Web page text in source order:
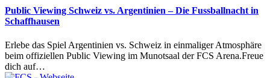
Public Viewing Schweiz vs. Argentinien – Die Fussballnacht in
Schaffhausen
Erlebe das Spiel Argentinien vs. Schweiz in einmaliger Atmosphäre
beim offiziellen Public Viewing im Munotsaal der FCS Arena.Freue
dich auf…